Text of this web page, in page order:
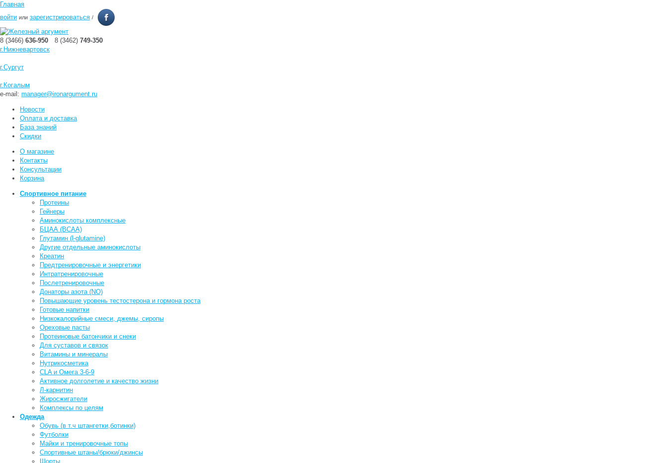
Главная
войти или зарегистрироваться /
8 (3466) 636-950 8 (3462) 749-350
г.Нижневартовск
г.Сургут
г.Когалым
e-mail: manager@ironargument.ru
Новости
Оплата и доставка
База знаний
Скидки
О магазине
Контакты
Консультации
Корзина
Спортивное питание
Протеины
Гейнеры
Аминокислоты комплексные
БЦАА (BCAA)
Глутамин (l-glutamine)
Другие отдельные аминокислоты
Креатин
Предтренировочные и энергетики
Интратренировочные
Послетренировочные
Донаторы азота (NO)
Повышающие уровень тестостерона и гормона роста
Готовые напитки
Низкокалорийные смеси, джемы, сиропы
Ореховые пасты
Протеиновые батончики и снеки
Для суставов и связок
Витамины и минералы
Нутрикосметика
CLA и Омега 3-6-9
Активное долголетие и качество жизни
Л-карнитин
Жиросжигатели
Комплексы по целям
Одежда
Обувь (в т.ч штангетки,ботинки)
Футболки
Майки и тренировочные топы
Спортивные штаны/брюки/джинсы
Шорты